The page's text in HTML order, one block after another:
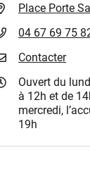
Place Porte
04 67 69 75
Contacter
Ouvert du
à 12h et de
mercredi,
19h